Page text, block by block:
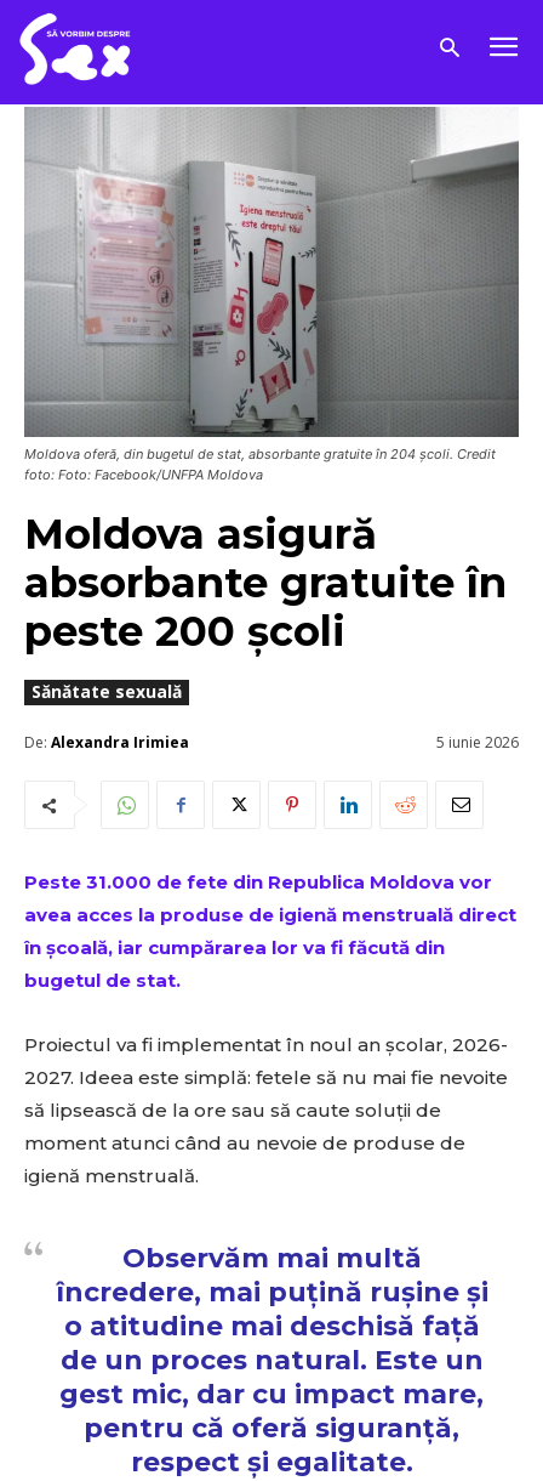
Moldova oferă, din bugetul de stat, absorbante gratuite în 204 școli. Credit
foto: Foto: Facebook/UNFPA Moldova
Moldova asigură
absorbante gratuite în
peste 200 școli
Sănătate sexuală
De: Alexandra Irimiea 5 iunie 2026
Peste 31.000 de fete din Republica Moldova vor
avea acces la produse de igienă menstruală direct
în școală, iar cumpărarea lor va fi făcută din
bugetul de stat.
Proiectul va fi implementat în noul an școlar, 2026-
2027. Ideea este simplă: fetele să nu mai fie nevoite
să lipsească de la ore sau să caute soluții de
moment atunci când au nevoie de produse de
igienă menstruală.
Observăm mai multă
încredere, mai puțină rușine și
o atitudine mai deschisă față
de un proces natural. Este un
gest mic, dar cu impact mare,
pentru că oferă siguranță,
respect și egalitate.